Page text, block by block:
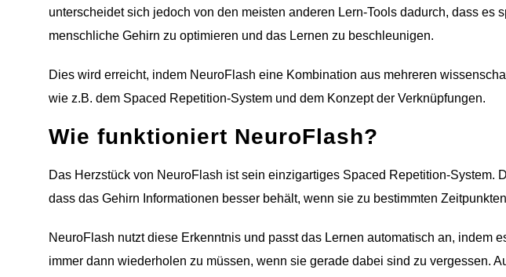
unterscheidet sich jedoch von den meisten anderen Lern-Tools dadurch, dass es
menschliche Gehirn zu optimieren und das Lernen zu beschleunigen.
Dies wird erreicht, indem NeuroFlash eine Kombination aus mehreren
wie z.B. dem Spaced Repetition-System und dem Konzept der Verknüpfungen.
Wie funktioniert NeuroFlash?
Das Herzstück von NeuroFlash ist sein einzigartiges Spaced Repetition-System.
dass das Gehirn Informationen besser behält, wenn sie zu bestimmten
NeuroFlash nutzt diese Erkenntnis und passt das Lernen automatisch an, indem
immer dann wiederholen zu müssen, wenn sie gerade dabei sind zu vergessen.